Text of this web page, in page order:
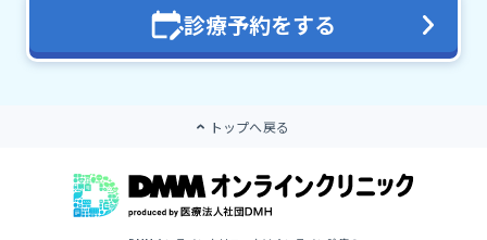
診療予約をする
トップへ戻る